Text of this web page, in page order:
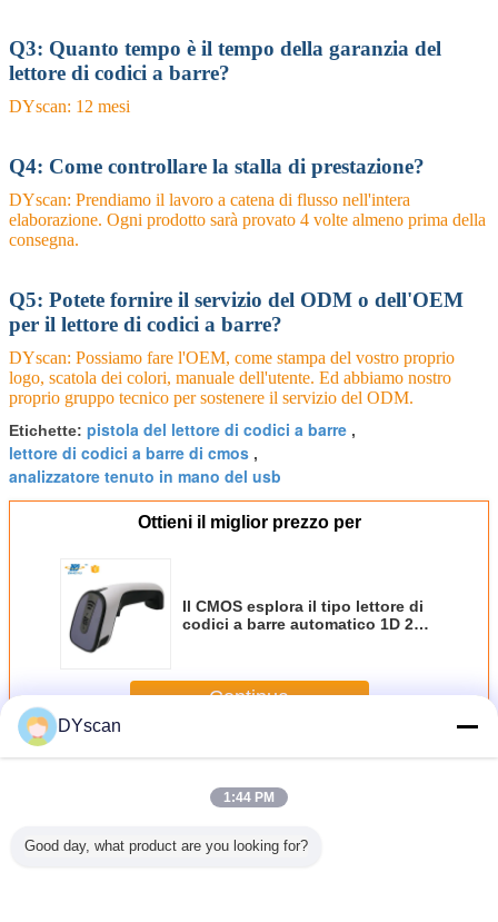
Q3: Quanto tempo è il tempo della garanzia del
lettore di codici a barre?
DYscan: 12 mesi
Q4: Come controllare la stalla di prestazione?
DYscan: Prendiamo il lavoro a catena di flusso nell'intera
elaborazione. Ogni prodotto sarà provato 4 volte almeno prima della
consegna.
Q5: Potete fornire il servizio del ODM o dell'OEM
per il lettore di codici a barre?
DYscan: Possiamo fare l'OEM, come stampa del vostro proprio
logo, scatola dei colori, manuale dell'utente. Ed abbiamo nostro
proprio gruppo tecnico per sostenere il servizio del ODM.
Etichette: pistola del lettore di codici a barre ,
lettore di codici a barre di cmos ,
analizzatore tenuto in mano del usb
Ottieni il miglior prezzo per
Il CMOS esplora il tipo lettore di
codici a barre automatico 1D 2D
Continua
PiùBarcode scanner portatile
DYscan
1:44 PM
Good day, what product are you looking for?